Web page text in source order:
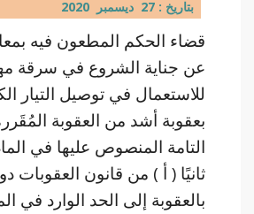
بتاريخ : 27 ديسمبر 2020
قضاء الحكم المطعون فيه
عن جناية الشروع في سرقة
للاستعمال في توصيل التيار
بعقوبة أشد من العقوبة
ثانيًا ( أ ) من قانون العقوبات